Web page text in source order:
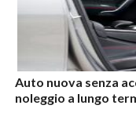
Auto nuova senza
noleggio a lungo